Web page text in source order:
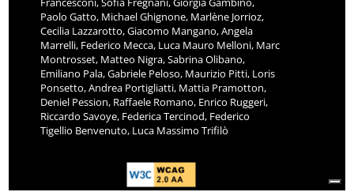
Paolo Gatto, Michael Ghignone, Marlène Jorrioz,
Cecilia Lazzarotto, Giacomo Mangano, Angela
Marrelli, Federico Mecca, Luca Mauro Melloni, Marc
Montrosset, Matteo Nigra, Sabrina Olibano,
Emiliano Pala, Gabriele Peloso, Maurizio Pitti, Loris
Ponsetto, Andrea Portigliatti, Mattia Pramotton,
Deniel Pession, Raffaele Romano, Enrico Ruggeri,
Riccardo Savoye, Federica Tercinod, Federico
Tigellio Benvenuto, Luca Massimo Trifilò